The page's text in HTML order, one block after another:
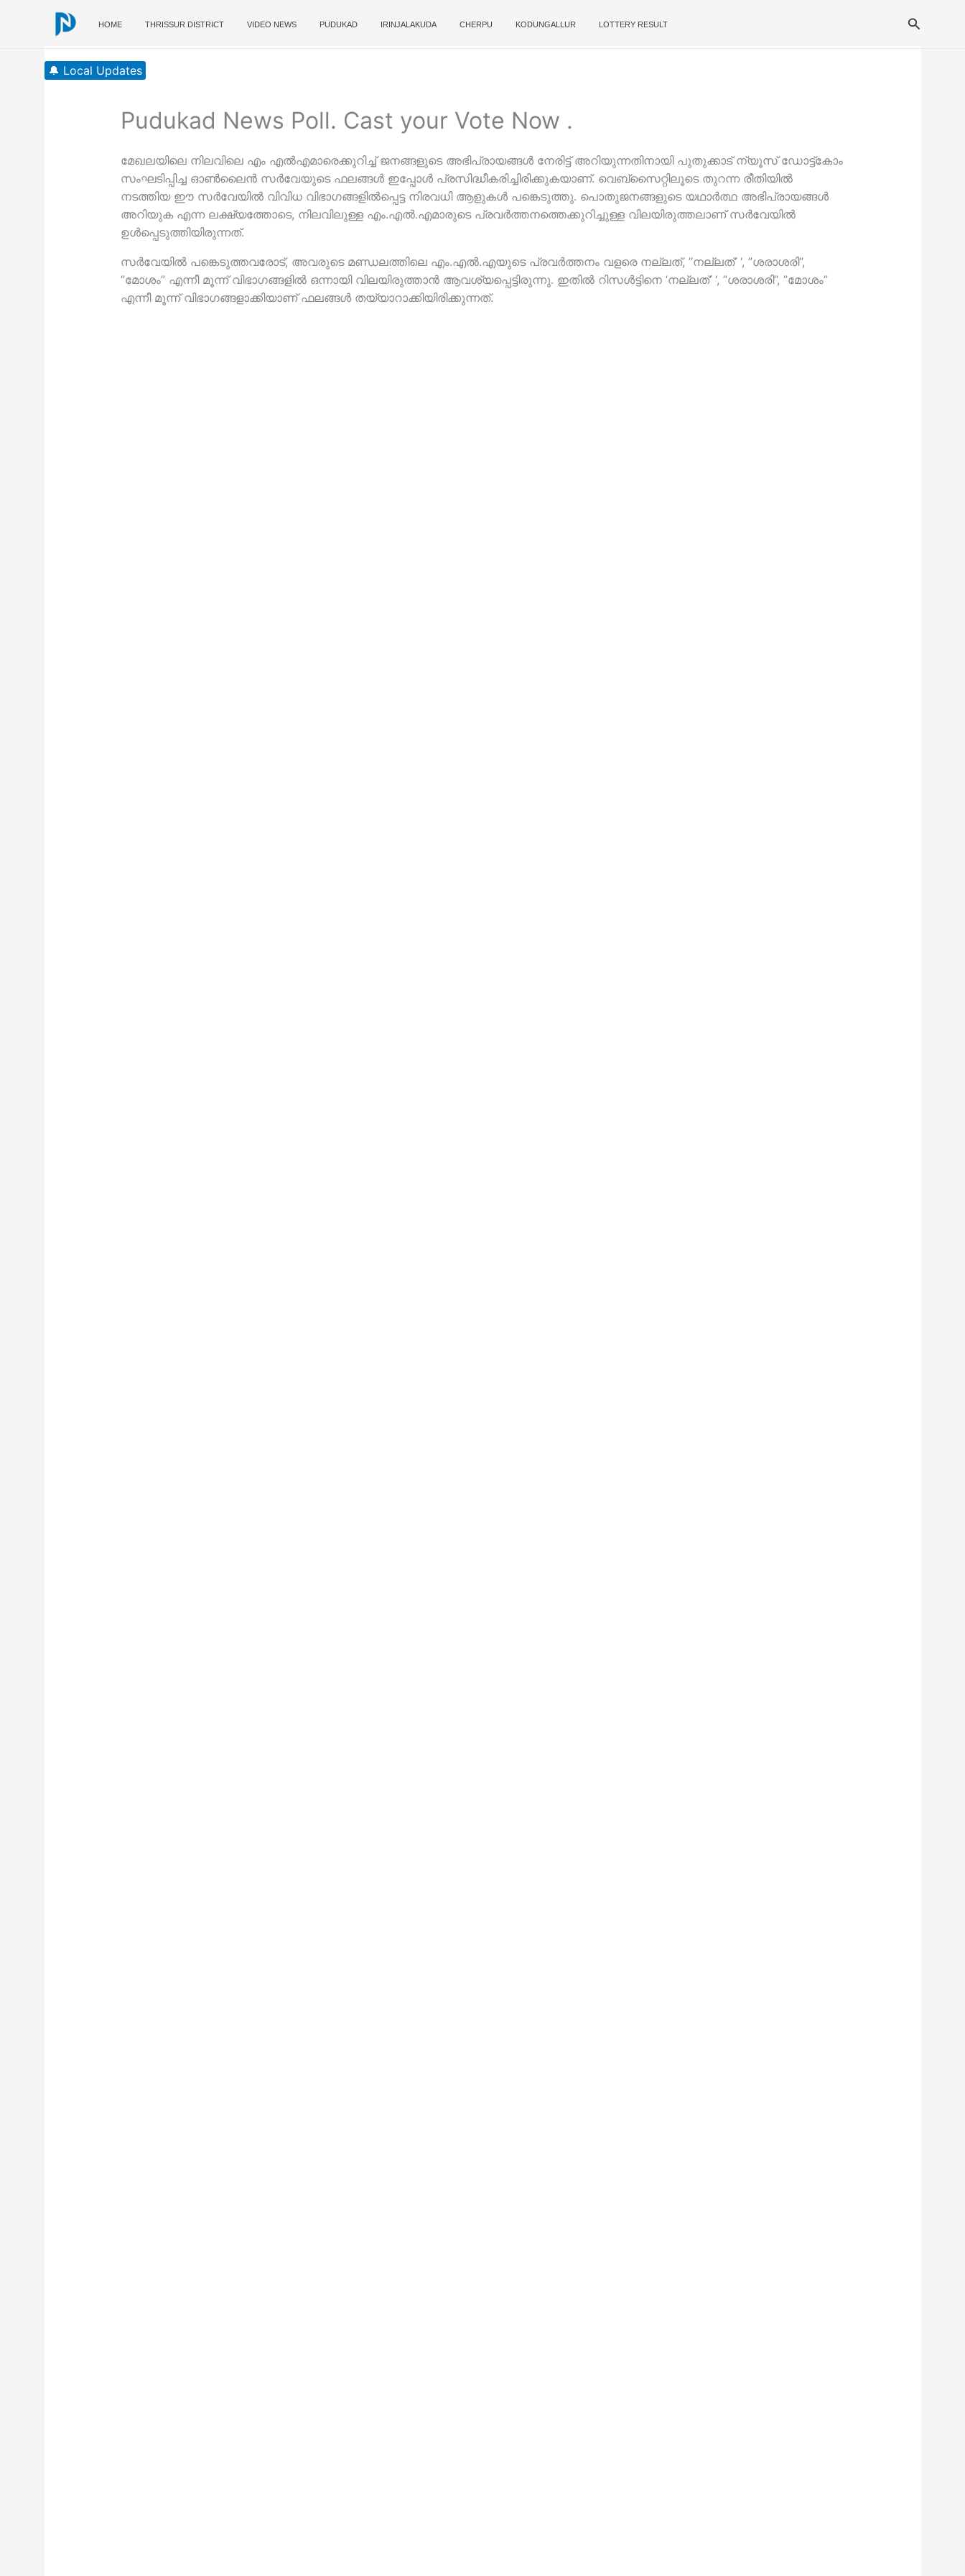
HOME THRISSUR DISTRICT VIDEO NEWS PUDUKAD IRINJALAKUDA CHERPU KODUNGALLUR LOTTERY RESULT Search
🔔 Local Updates
Pudukad News Poll. Cast your Vote Now .
മേഖലയിലെ നിലവിലെ എം എല്‍എമാരെക്കുറിച്ച് ജനങ്ങളുടെ അഭിപ്രായങ്ങള്‍ നേരിട്ട് അറിയുന്നതിനായി പുതുക്കാട് ന്യൂസ് ഡോട്ട്കോം
സംഘടിപ്പിച്ച ഓണ്‍ലൈന്‍ സര്‍വേയുടെ ഫലങ്ങള്‍ ഇപ്പോള്‍ പ്രസിദ്ധീകരിച്ചിരിക്കുകയാണ്. വെബ്‌സൈറ്റിലൂടെ തുറന്ന രീതിയില്‍
നടത്തിയ ഈ സര്‍വേയില്‍ വിവിധ വിഭാഗങ്ങളില്‍പ്പെട്ട നിരവധി ആളുകള്‍ പങ്കെടുത്തു. പൊതുജനങ്ങളുടെ യഥാര്‍ത്ഥ അഭിപ്രായങ്ങള്‍
അറിയുക എന്ന ലക്ഷ്യത്തോടെ, നിലവിലുള്ള എം.എല്‍.എമാരുടെ പ്രവര്‍ത്തനത്തെക്കുറിച്ചുള്ള വിലയിരുത്തലാണ് സര്‍വേയില്‍
ഉള്‍പ്പെടുത്തിയിരുന്നത്.
സര്‍വേയില്‍ പങ്കെടുത്തവരോട്, അവരുടെ മണ്ഡലത്തിലെ എം.എല്‍.എയുടെ പ്രവര്‍ത്തനം വളരെ നല്ലത്, ”നല്ലത്’ ‘, ”ശരാശരി”,
”മോശം” എന്നീ മൂന്ന് വിഭാഗങ്ങളില്‍ ഒന്നായി വിലയിരുത്താന്‍ ആവശ്യപ്പെട്ടിരുന്നു. ഇതില്‍ റിസള്‍ട്ടിനെ ‘നല്ലത്’ ‘, ”ശരാശരി”, ”മോശം”
എന്നീ മൂന്ന് വിഭാഗങ്ങളാക്കിയാണ് ഫലങ്ങള്‍ തയ്യാറാക്കിയിരിക്കുന്നത്.